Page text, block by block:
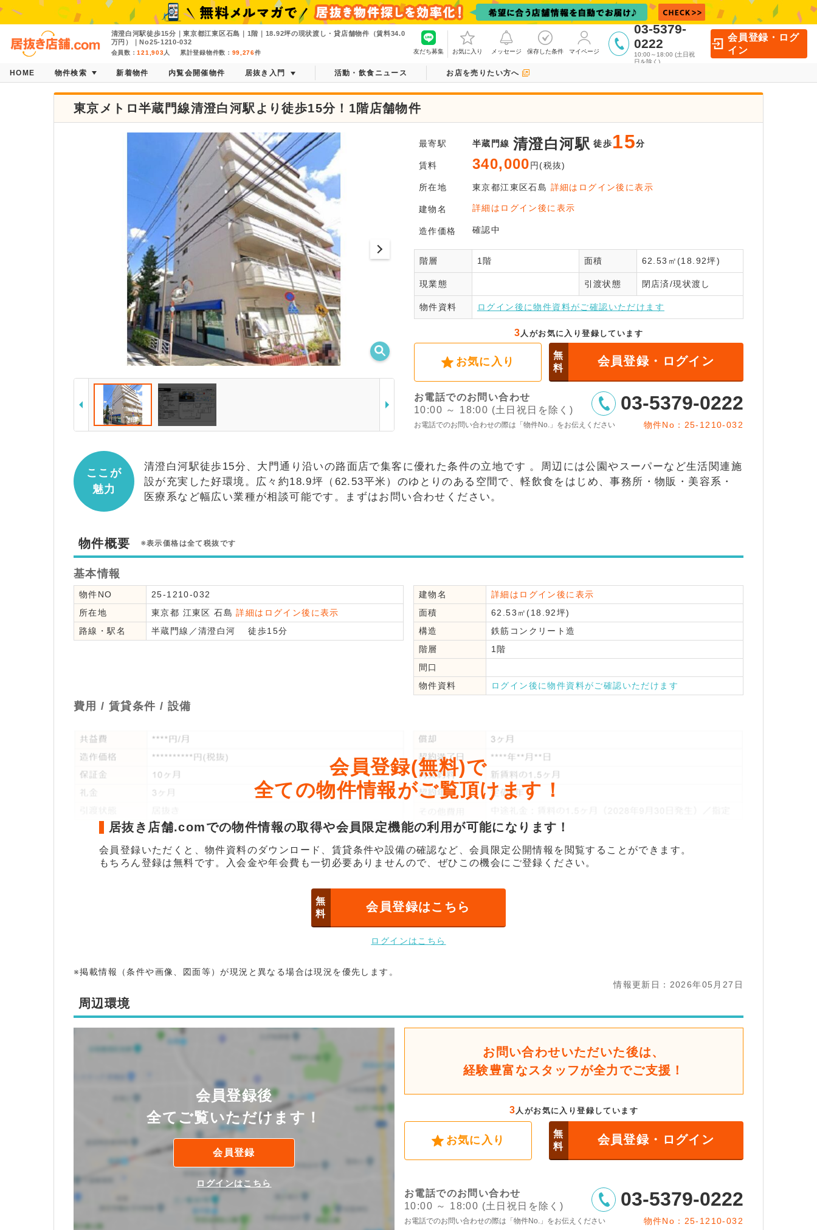
清澄白河駅徒歩15分｜東京都江東区石島｜1階｜18.92坪の現状渡し・貸店舗物件（賃料34.0
万円）｜No25-1210-032
会員数：121,903人 累計登録物件数： 99,276件 友だち募集 お気に入り メッセージ 保存した条件 マイページ
03-5379-
0222
10:00～18:00 (土日祝
日を除く)
会員登録・ログ
イン
HOME 物件検索 新着物件 内覧会開催物件 居抜き入門 活動・飲食ニュース お店を売りたい方へ
東京メトロ半蔵門線清澄白河駅より徒歩15分！1階店舗物件
ログイン後に
平面図がご覧いただけます
ログインはこちら
最寄駅 半蔵門線 清澄白河駅 徒歩15分
賃料 340,000円(税抜)
所在地 東京都江東区石島 詳細はログイン後に表示
建物名 詳細はログイン後に表示
造作価格 確認中
階層 1階 面積 62.53㎡(18.92坪)
現業態 引渡状態 閉店済/現状渡し
物件資料 ログイン後に物件資料がご確認いただけます
3 人がお気に入り登録しています
お気に入り
無
料
会員登録・ログイン
お電話でのお問い合わせ
10:00 ～ 18:00 (土日祝日を除く)
03-5379-0222
お電話でのお問い合わせの際は「物件No.」をお伝えください 物件No：25-1210-032
ここが
魅力
清澄白河駅徒歩15分、大門通り沿いの路面店で集客に優れた条件の立地です 。周辺には公園やスーパーなど生活関連施
設が充実した好環境。広々約18.9坪（62.53平米）のゆとりのある空間で、軽飲食をはじめ、事務所・物販・美容系・
医療系など幅広い業種が相談可能です。まずはお問い合わせください。
物件概要 ※表示価格は全て税抜です
基本情報
物件NO
25-1210-032
所在地
東京都 江東区 石島詳細はログイン後に表示
路線・駅名
半蔵門線 ／清澄白河 徒歩15分
建物名
詳細はログイン後に表示
面積
62.53㎡(18.92坪)
構造
鉄筋コンクリート造
階層
1階
間口
物件資料
ログイン後に物件資料がご確認いただけます
費用 / 賃貸条件 / 設備
会員登録(無料)で
全ての物件情報がご覧頂けます！
居抜き店舗.comでの物件情報の取得や会員限定機能の利用が可能になります！
会員登録いただくと、物件資料のダウンロード、賃貸条件や設備の確認など、会員限定公開情報を閲覧することができます。
もちろん登録は無料です。入会金や年会費も一切必要ありませんので、ぜひこの機会にご登録ください。
無
料
会員登録はこちら
ログインはこちら
※掲載情報（条件や画像、図面等）が現況と異なる場合は現況を優先します。
情報更新日：2026年05月27日
周辺環境
会員登録後
全てご覧いただけます！
会員登録
ログインはこちら
お問い合わせいただいた後は、
経験豊富なスタッフが全力でご支援！
3人がお気に入り登録しています
お気に入り
無
料
会員登録・ログイン
お電話でのお問い合わせ
10:00 ～ 18:00 (土日祝日を除く)
03-5379-0222
お電話でのお問い合わせの際は「物件No.」をお伝えください 物件No：25-1210-032